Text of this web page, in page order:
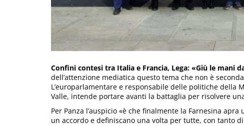
Confini contesi tra Italia e Francia, Lega: «Giù le mani
dell’attenzione mediatica questo tema che non è
L’europarlamentare e responsabile delle politiche della
Valle, intende portare avanti la battaglia per risolvere
Per Panza l’auspicio «è che finalmente la Farnesina
un accordo e definiscano una volta per tutte, con tanto